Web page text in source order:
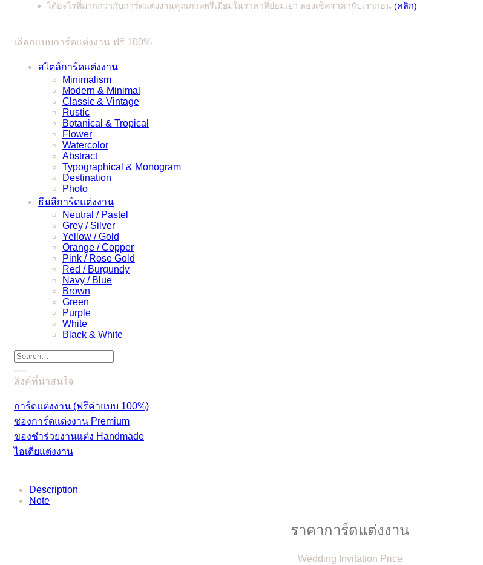
ได้อะไรที่มากกว่ากับการ์ดแต่งงานคุณภาพพรีเมี่ยมในราคาที่ย่อมเยา ลองเช็คราคากับเราก่อน (คลิก)
เลือกแบบการ์ดแต่งงาน ฟรี 100%
สไตล์การ์ดแต่งงาน
Minimalism
Modern & Minimal
Classic & Vintage
Rustic
Botanical & Tropical
Flower
Watercolor
Abstract
Typographical & Monogram
Destination
Photo
ธีมสีการ์ดแต่งงาน
Neutral / Pastel
Grey / Silver
Yellow / Gold
Orange / Copper
Pink / Rose Gold
Red / Burgundy
Navy / Blue
Brown
Green
Purple
White
Black & White
Search
for:
ลิงค์ที่น่าสนใจ
การ์ดแต่งงาน (ฟรีค่าแบบ 100%)
ซองการ์ดแต่งงาน Premium
ของชำร่วยงานแต่ง Handmade
ไอเดียแต่งงาน
Description
Note
ราคาการ์ดแต่งงาน
Wedding Invitation Price